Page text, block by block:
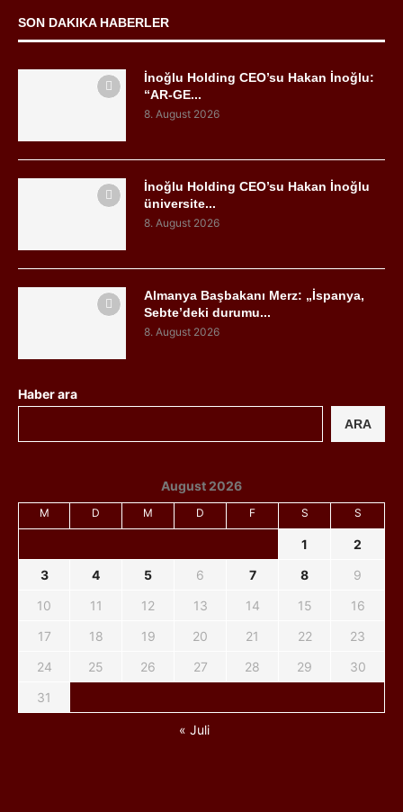
SON DAKIKA HABERLER
İnoğlu Holding CEO’su Hakan İnoğlu:
“AR-GE...
8. August 2026
İnoğlu Holding CEO’su Hakan İnoğlu
üniversite...
8. August 2026
Almanya Başbakanı Merz: „İspanya,
Sebte’deki durumu...
8. August 2026
Haber ara
ARA
August 2026
M D M D F S S
1
2
3
4 5 6 7 8
9
10
11 12 13 14 15
16
17
18 19 20 21 22
23
24
25 26 27 28 29
30
31
« Juli